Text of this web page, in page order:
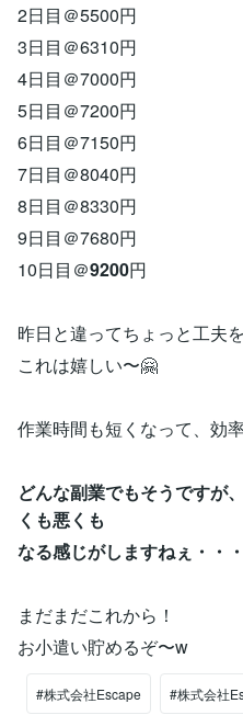
2日目＠5500円
3日目＠6310円
4日目＠7000円
5日目＠7200円
6日目＠7150円
7日目＠8040円
8日目＠8330円
9日目＠7680円
10日目＠9200円
昨日と違ってちょっと工夫
これは嬉しい〜🤗
作業時間も短くなって、効
どんな副業でもそうですが
くも悪くも
なる感じがしますねぇ・・・
まだまだこれから！
お小遣い貯めるぞ〜w
#株式会社Escape #株式会社